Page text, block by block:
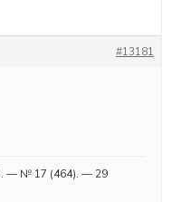
#13181
— № 17 (464). — 29